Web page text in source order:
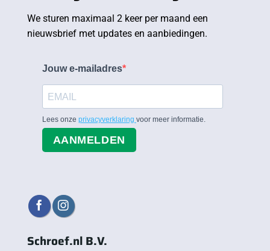
We sturen maximaal 2 keer per maand een
nieuwsbrief met updates en aanbiedingen.
Jouw e-mailadres
Lees onze privacyverklaring voor meer informatie.
AANMELDEN
Schroef.nl B.V.